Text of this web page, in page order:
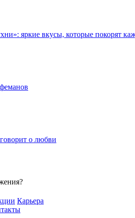
яркие вкусы, которые покорят
о любви
Карьера